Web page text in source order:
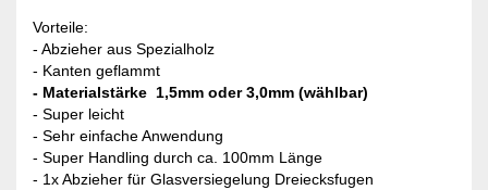
Vorteile:
- Abzieher aus Spezialholz
- Kanten geflammt
- Materialstärke 1,5mm oder 3,0mm (wählbar)
- Super leicht
- Sehr einfache Anwendung
- Super Handling durch ca. 100mm Länge
- 1x Abzieher für Glasversiegelung Dreiecksfugen